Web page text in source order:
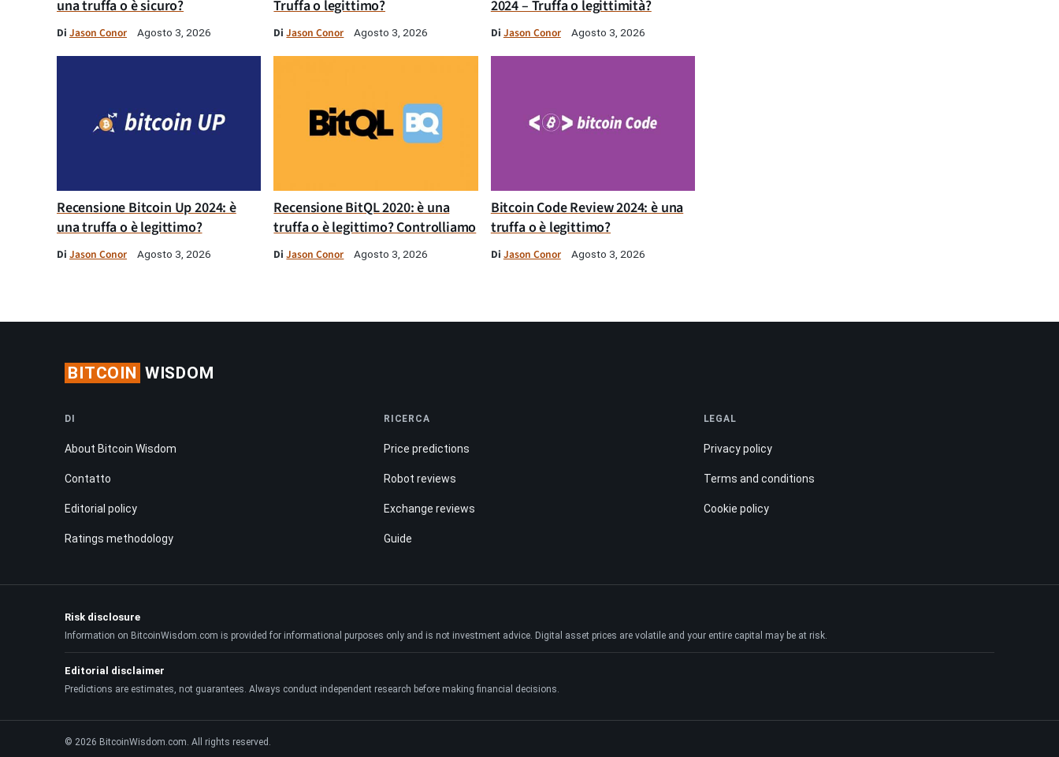
una truffa o è sicuro?
Di Jason Conor Agosto 3, 2026
Truffa o legittimo?
DiJason Conor Agosto 3, 2026
2024 – Truffa o legittimità?
Di Jason Conor Agosto 3, 2026
Recensione Bitcoin Up 2024: è
una truffa o è legittimo?
Di Jason Conor Agosto 3, 2026
Recensione BitQL 2020: è una
truffa o è legittimo? Controlliamo
DiJason Conor Agosto 3, 2026
Bitcoin Code Review 2024: è una
truffa o è legittimo?
Di Jason Conor Agosto 3, 2026
BITCOIN WISDOM
DI
About Bitcoin Wisdom
Contatto
Editorial policy
Ratings methodology
RICERCA
Price predictions
Robot reviews
Exchange reviews
Guide
LEGAL
Privacy policy
Terms and conditions
Cookie policy
Risk disclosure
Information on BitcoinWisdom.com is provided for informational purposes only and is not investment advice. Digital asset prices are volatile and your entire capital may be at risk.
Editorial disclaimer
Predictions are estimates, not guarantees. Always conduct independent research before making financial decisions.
© 2026 BitcoinWisdom.com. All rights reserved.